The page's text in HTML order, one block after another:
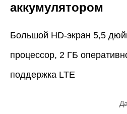
аккумулятором
Большой HD-экран 5,5
процессор, 2 ГБ
поддержка LTE